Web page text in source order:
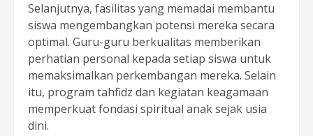
Selanjutnya, fasilitas yang memadai membantu
siswa mengembangkan potensi mereka secara
optimal. Guru-guru berkualitas memberikan
perhatian personal kepada setiap siswa untuk
memaksimalkan perkembangan mereka. Selain
itu, program tahfidz dan kegiatan keagamaan
memperkuat fondasi spiritual anak sejak usia
dini.